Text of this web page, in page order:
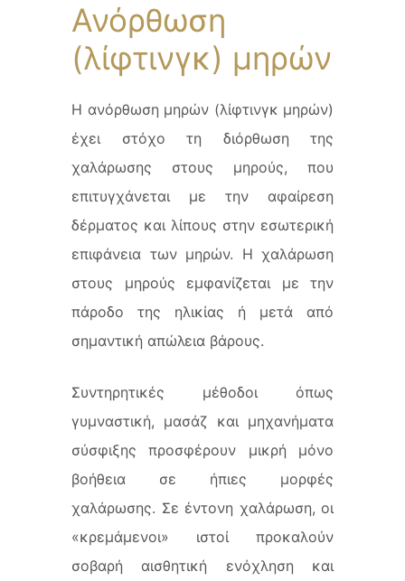
Ανόρθωση
(λίφτινγκ) μηρών
Η ανόρθωση μηρών (λίφτινγκ μηρών)
έχει στόχο τη διόρθωση της
χαλάρωσης στους μηρούς, που
επιτυγχάνεται με την αφαίρεση
δέρματος και λίπους στην εσωτερική
επιφάνεια των μηρών. Η χαλάρωση
στους μηρούς εμφανίζεται με την
πάροδο της ηλικίας ή μετά από
σημαντική απώλεια βάρους.
Συντηρητικές μέθοδοι όπως
γυμναστική, μασάζ και μηχανήματα
σύσφιξης προσφέρουν μικρή μόνο
βοήθεια σε ήπιες μορφές
χαλάρωσης. Σε έντονη χαλάρωση, οι
«κρεμάμενοι» ιστοί προκαλούν
σοβαρή αισθητική ενόχληση και